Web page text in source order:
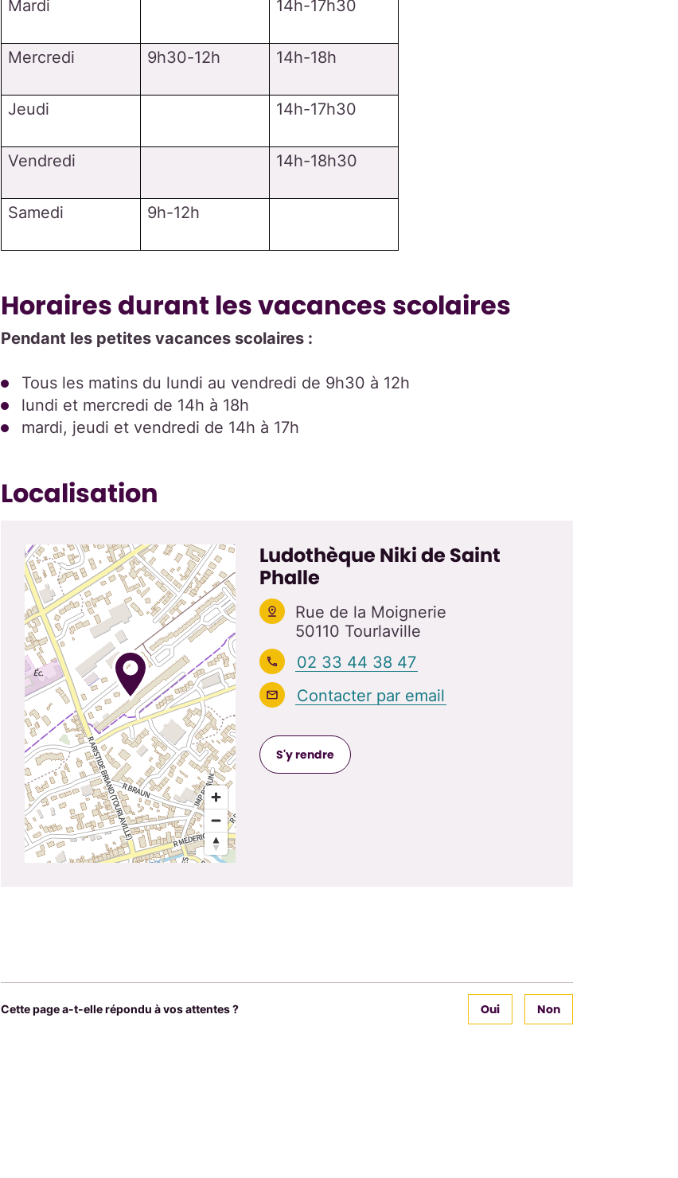
Mardi 14h-17h30
Mercredi 9h30-12h 14h-18h
Jeudi 14h-17h30
Vendredi 14h-18h30
Samedi 9h-12h
Horaires durant les vacances scolaires
Pendant les petites vacances scolaires :
Tous les matins du lundi au vendredi de 9h30 à 12h
lundi et mercredi de 14h à 18h
mardi, jeudi et vendredi de 14h à 17h
Localisation
Ludothèque Niki de Saint
Phalle
Rue de la Moignerie
50110 Tourlaville
02 33 44 38 47
Contacter par email
S'y rendre
Cette page a-t-elle répondu à vos attentes ? Non
Oui